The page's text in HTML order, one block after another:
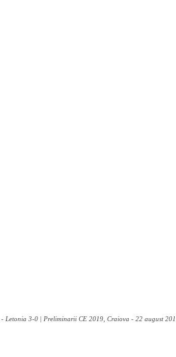
Letonia 3-0 | Preliminarii CE 2019, Craiova - 22 august